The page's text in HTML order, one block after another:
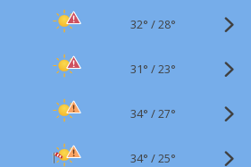
32° /28°
31° /23°
34° /27°
34° /25°